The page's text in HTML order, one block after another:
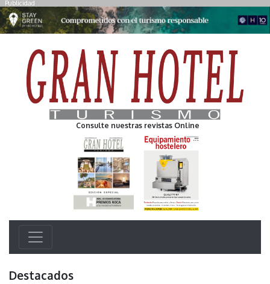
Publicidad
Consulte nuestras revistas Online
Destacados